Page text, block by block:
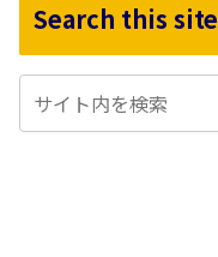
Search this site